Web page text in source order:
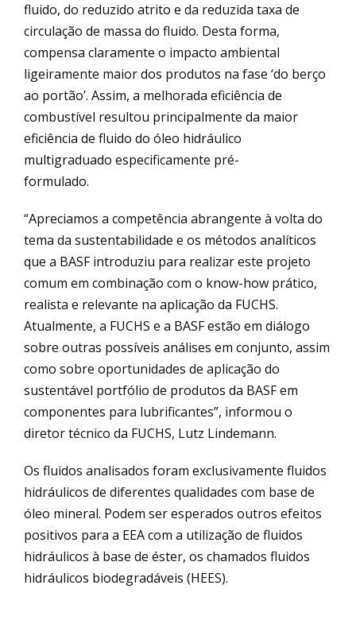
fluido, do reduzido atrito e da reduzida taxa de
circulação de massa do fluido. Desta forma,
compensa claramente o impacto ambiental
ligeiramente maior dos produtos na fase ‘do berço
ao portão’. Assim, a melhorada eficiência de
combustível resultou principalmente da maior
eficiência de fluido do óleo hidráulico
multigraduado especificamente pré-
formulado.
“Apreciamos a competência abrangente à volta do
tema da sustentabilidade e os métodos analíticos
que a BASF introduziu para realizar este projeto
comum em combinação com o know-how prático,
realista e relevante na aplicação da FUCHS.
Atualmente, a FUCHS e a BASF estão em diálogo
sobre outras possíveis análises em conjunto, assim
como sobre oportunidades de aplicação do
sustentável portfólio de produtos da BASF em
componentes para lubrificantes”, informou o
diretor técnico da FUCHS, Lutz Lindemann.
Os fluidos analisados foram exclusivamente fluidos
hidráulicos de diferentes qualidades com base de
óleo mineral. Podem ser esperados outros efeitos
positivos para a EEA com a utilização de fluidos
hidráulicos à base de éster, os chamados fluidos
hidráulicos biodegradáveis (HEES).